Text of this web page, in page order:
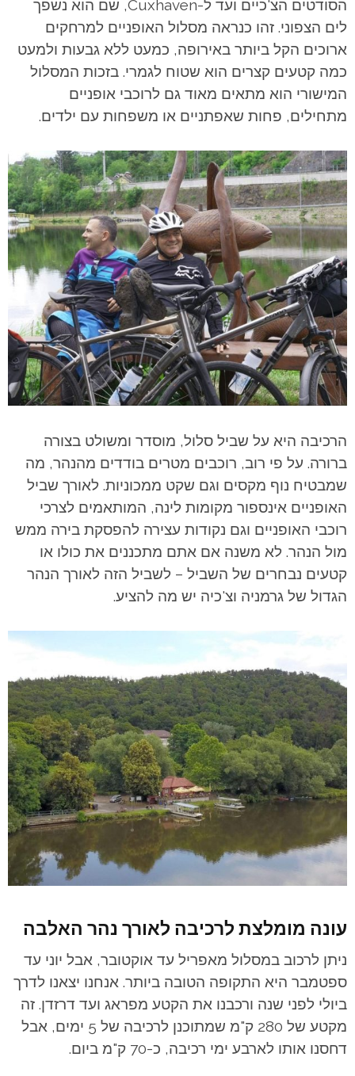
הסודטים הצ'כיים ועד ל-Cuxhaven, שם הוא נשפך
לים הצפוני. זהו כנראה מסלול האופניים למרחקים
ארוכים הקל ביותר באירופה, כמעט ללא גבעות ולמעט
כמה קטעים קצרים הוא שטוח לגמרי. בזכות המסלול
המישורי הוא מתאים מאוד גם לרוכבי אופניים
מתחילים, פחות שאפתניים או משפחות עם ילדים.
הרכיבה היא על שביל סלול, מוסדר ומשולט בצורה
ברורה. על פי רוב, רוכבים מטרים בודדים מהנהר, מה
שמבטיח נוף מקסים וגם שקט ממכוניות. לאורך שביל
האופניים אינספור מקומות לינה, המותאמים לצרכי
רוכבי האופניים וגם נקודות עצירה להפסקת בירה ממש
מול הנהר. לא משנה אם אתם מתכננים את כולו או
קטעים נבחרים של השביל – לשביל הזה לאורך הנהר
הגדול של גרמניה וצ'כיה יש מה להציע.
עונה מומלצת לרכיבה לאורך נהר האלבה
ניתן לרכוב במסלול מאפריל עד אוקטובר, אבל יוני עד
ספטמבר היא התקופה הטובה ביותר. אנחנו יצאנו לדרך
ביולי לפני שנה ורכבנו את הקטע מפראג ועד דרזדן. זה
מקטע של 280 ק"מ שמתוכנן לרכיבה של 5 ימים, אבל
דחסנו אותו לארבע ימי רכיבה, כ-70 ק"מ ביום.